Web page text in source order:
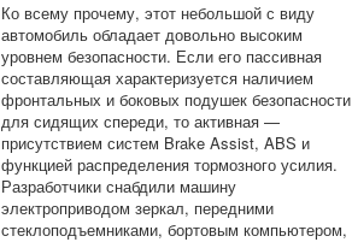
Ко всему прочему, этот небольшой с виду
автомобиль обладает довольно высоким
уровнем безопасности. Если его пассивная
составляющая характеризуется наличием
фронтальных и боковых подушек безопасности
для сидящих спереди, то активная —
присутствием систем Brake Assist, ABS и
функцией распределения тормозного усилия.
Разработчики снабдили машину
электроприводом зеркал, передними
стеклоподъемниками, бортовым компьютером,